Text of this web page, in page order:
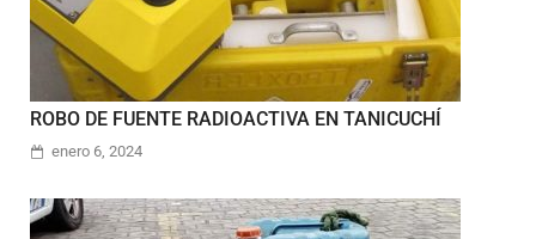
ROBO DE FUENTE RADIOACTIVA EN TANICUCHÍ
enero 6, 2024